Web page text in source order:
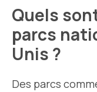
Quels
parcs
Unis ?
Des parcs